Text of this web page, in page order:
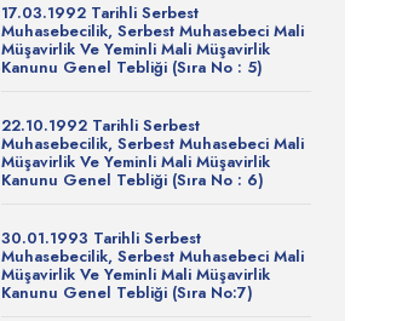
17.03.1992 Tarihli Serbest
Muhasebecilik, Serbest Muhasebeci Mali
Müşavirlik Ve Yeminli Mali Müşavirlik
Kanunu Genel Tebliği (Sıra No : 5)
22.10.1992 Tarihli Serbest
Muhasebecilik, Serbest Muhasebeci Mali
Müşavirlik Ve Yeminli Mali Müşavirlik
Kanunu Genel Tebliği (Sıra No : 6)
30.01.1993 Tarihli Serbest
Muhasebecilik, Serbest Muhasebeci Mali
Müşavirlik Ve Yeminli Mali Müşavirlik
Kanunu Genel Tebliği (Sıra No:7)